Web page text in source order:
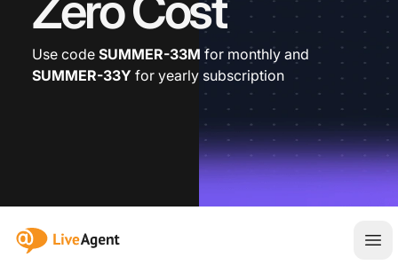
Use code SUMMER-33M for monthly and
SUMMER-33Y for yearly subscription
:site.title